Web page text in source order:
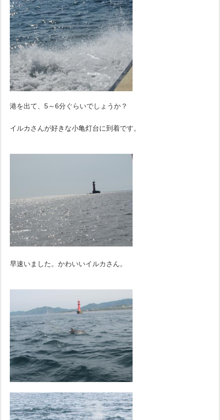
港を出て、5～6分ぐらいでしょうか？
イルカさんが好きな小亀灯台に到着です。
早速いました。かわいいイルカさん。